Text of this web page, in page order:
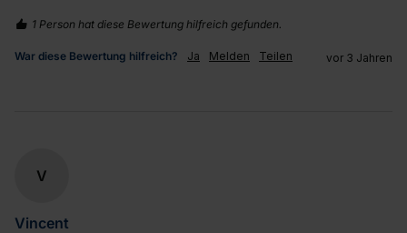
1 Person hat diese Bewertung hilfreich gefunden.
War diese Bewertung hilfreich? Ja Melden Teilen vor 3 Jahren
V
Vincent